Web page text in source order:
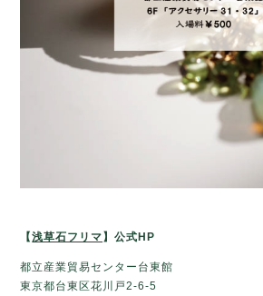
【浅草石フリマ】公式HP
都立産業貿易センター台東館
東京都台東区花川戸2-6-5